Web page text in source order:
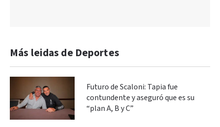
Más leidas de Deportes
Futuro de Scaloni: Tapia fue
contundente y aseguró que es su
“plan A, B y C”